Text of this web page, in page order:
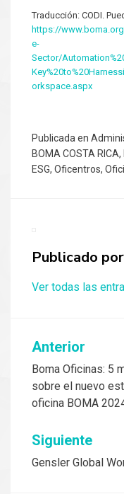
Traducción: CODI.
https://
e-
Sector/
orkspace.aspx
Publicada en
BOMA COSTA RICA,
ESG, Oficentros,
Publicado por
Ver todas las
Navegación
de
entradas
Anterior
Boma Oficinas: 5
sobre el nuevo
oficina BOMA
Siguiente
Gensler Global